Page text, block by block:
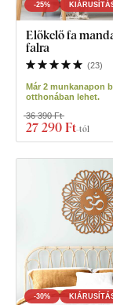
-25%
Előkelő fa
falra
(23)
Már 2 munkanapon
otthonában lehet.
27 290 Ft-tól
36 390 Ft
-30%